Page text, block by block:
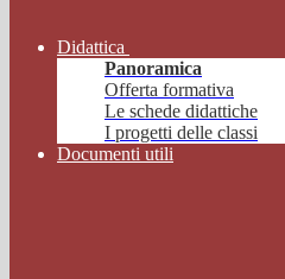
Didattica
Panoramica
Offerta formativa
Le schede didattiche
I progetti delle classi
Documenti utili